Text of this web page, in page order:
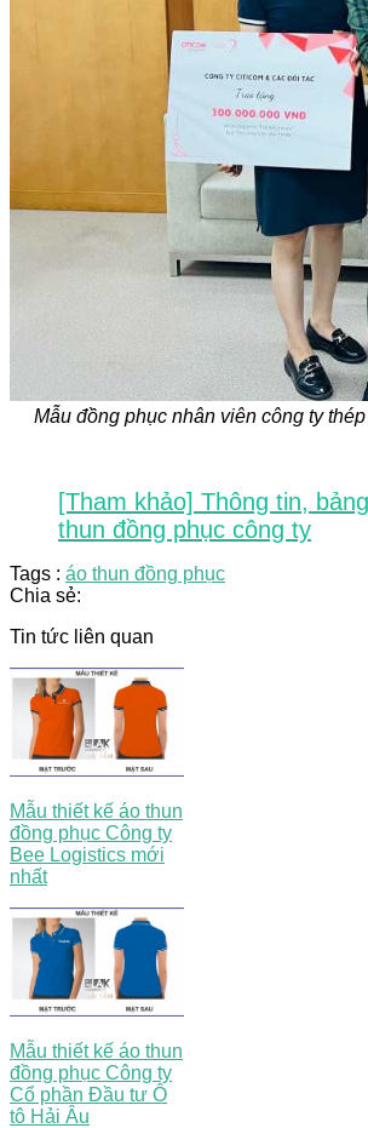
Mẫu đồng phục nhân viên công ty
[Tham khảo] Thông tin,
thun đồng phục công ty
Tags : áo thun đồng phục
Chia sẻ:
Tin tức liên quan
Mẫu thiết kế áo thun
đồng phục Công ty
Bee Logistics mới
nhất
Mẫu thiết kế áo thun
đồng phục Công ty
Cổ phần Đầu tư Ô
tô Hải Âu